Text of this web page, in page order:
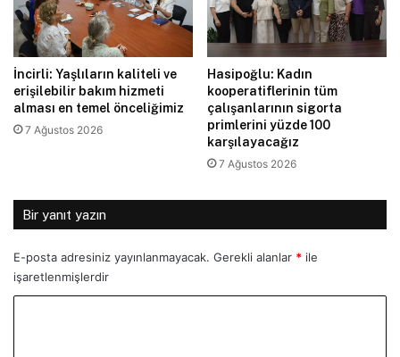
İncirli: Yaşlıların kaliteli ve
erişilebilir bakım hizmeti
alması en temel önceliğimiz
7 Ağustos 2026
Hasipoğlu: Kadın
kooperatiflerinin tüm
çalışanlarının sigorta
primlerini yüzde 100
karşılayacağız
7 Ağustos 2026
Bir yanıt yazın
E-posta adresiniz yayınlanmayacak. Gerekli alanlar * ile
işaretlenmişlerdir